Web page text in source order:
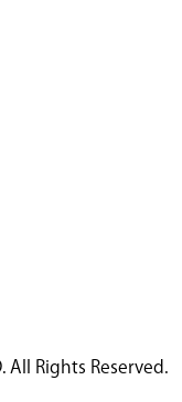
All Rights Reserved.